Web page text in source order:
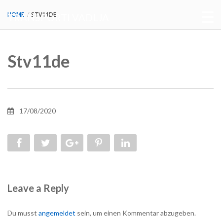
TRANSPORTI VADLJA
HOME STV11DE
Stv11de
17/08/2020
Leave a Reply
Du musst angemeldet sein, um einen Kommentar abzugeben.